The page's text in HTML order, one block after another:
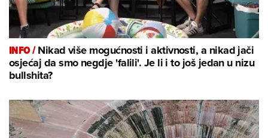
INFO /Nikad više mogućnosti i aktivnosti, a nikad jači
osjećaj da smo negdje 'falili'. Je li i to još jedan u nizu
bullshita?